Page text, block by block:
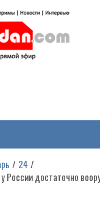
включая события
24
России достаточно